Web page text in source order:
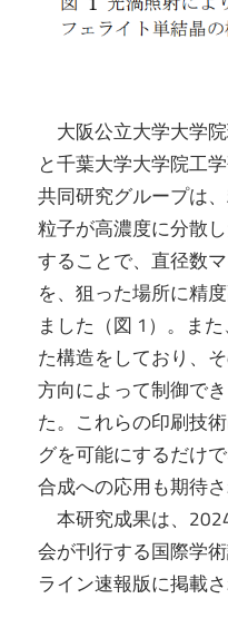
大阪公立大学大学
と千葉大学大学院工
共同研究グループは
粒子が高濃度に分散
することで、直径数
を、狙った場所に精
ました（図 1）。ま
た構造をしており、
方向によって制御で
た。これらの印刷技
グを可能にするだけ
合成への応用も期待さ
本研究成果は、
会が刊行する国際学
ライン速報版に掲載さ